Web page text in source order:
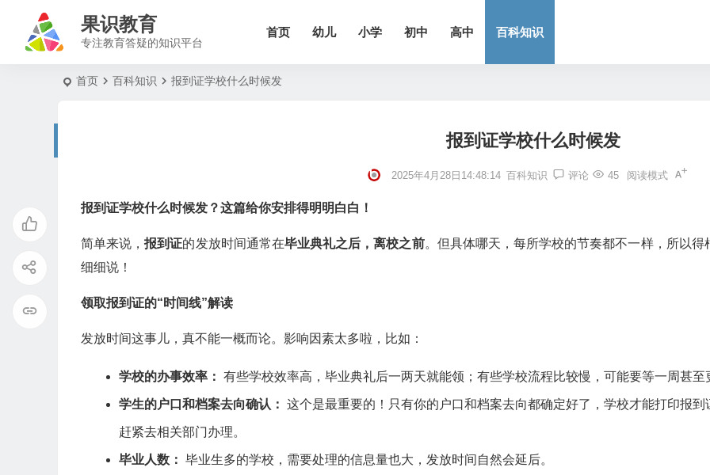
果识教育
专注教育答疑的知识平台
首页 幼儿 小学 初中 高中 百科知识
首页 百科知识 报到证学校什么时候发
报到证学校什么时候发
2025年4月28日14:48:14 百科知识 评论 45 阅读模式
报到证学校什么时候发？这篇给你安排得明明白白！
简单来说，报到证的发放时间通常在毕业典礼之后，离校之前。但具体哪天，每所学校的节奏都不一样，所以得
细细说！
领取报到证的“时间线”解读
发放时间这事儿，真不能一概而论。影响因素太多啦，比如：
学校的办事效率： 有些学校效率高，毕业典礼后一两天就能领；有些学校流程比较慢，可能要等一周甚至
学生的户口和档案去向确认： 这个是最重要的！只有你的户口和档案去向都确定好了，学校才能打印报
赶紧去相关部门办理。
毕业人数： 毕业生多的学校，需要处理的信息量也大，发放时间自然会延后。